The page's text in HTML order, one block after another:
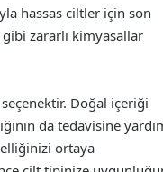
hassas ciltler için son
zararlı kimyasallar
Doğal içeriği
da tedavisine
ortaya